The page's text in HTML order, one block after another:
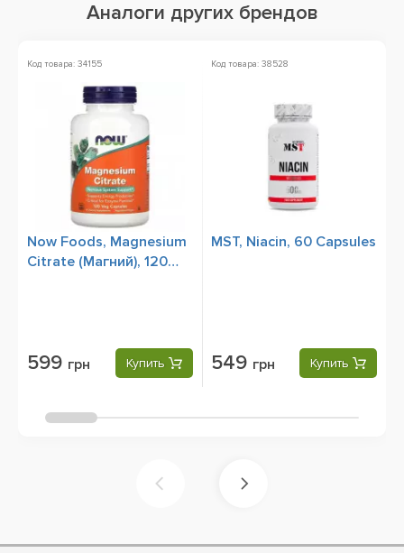
Аналоги других брендов
Код товара: 34155
Now Foods, Magnesium
Citrate (Магний), 120
599 грн Купить
Код товара: 38528
MST, Niacin, 60 Capsules
549 грн Купить